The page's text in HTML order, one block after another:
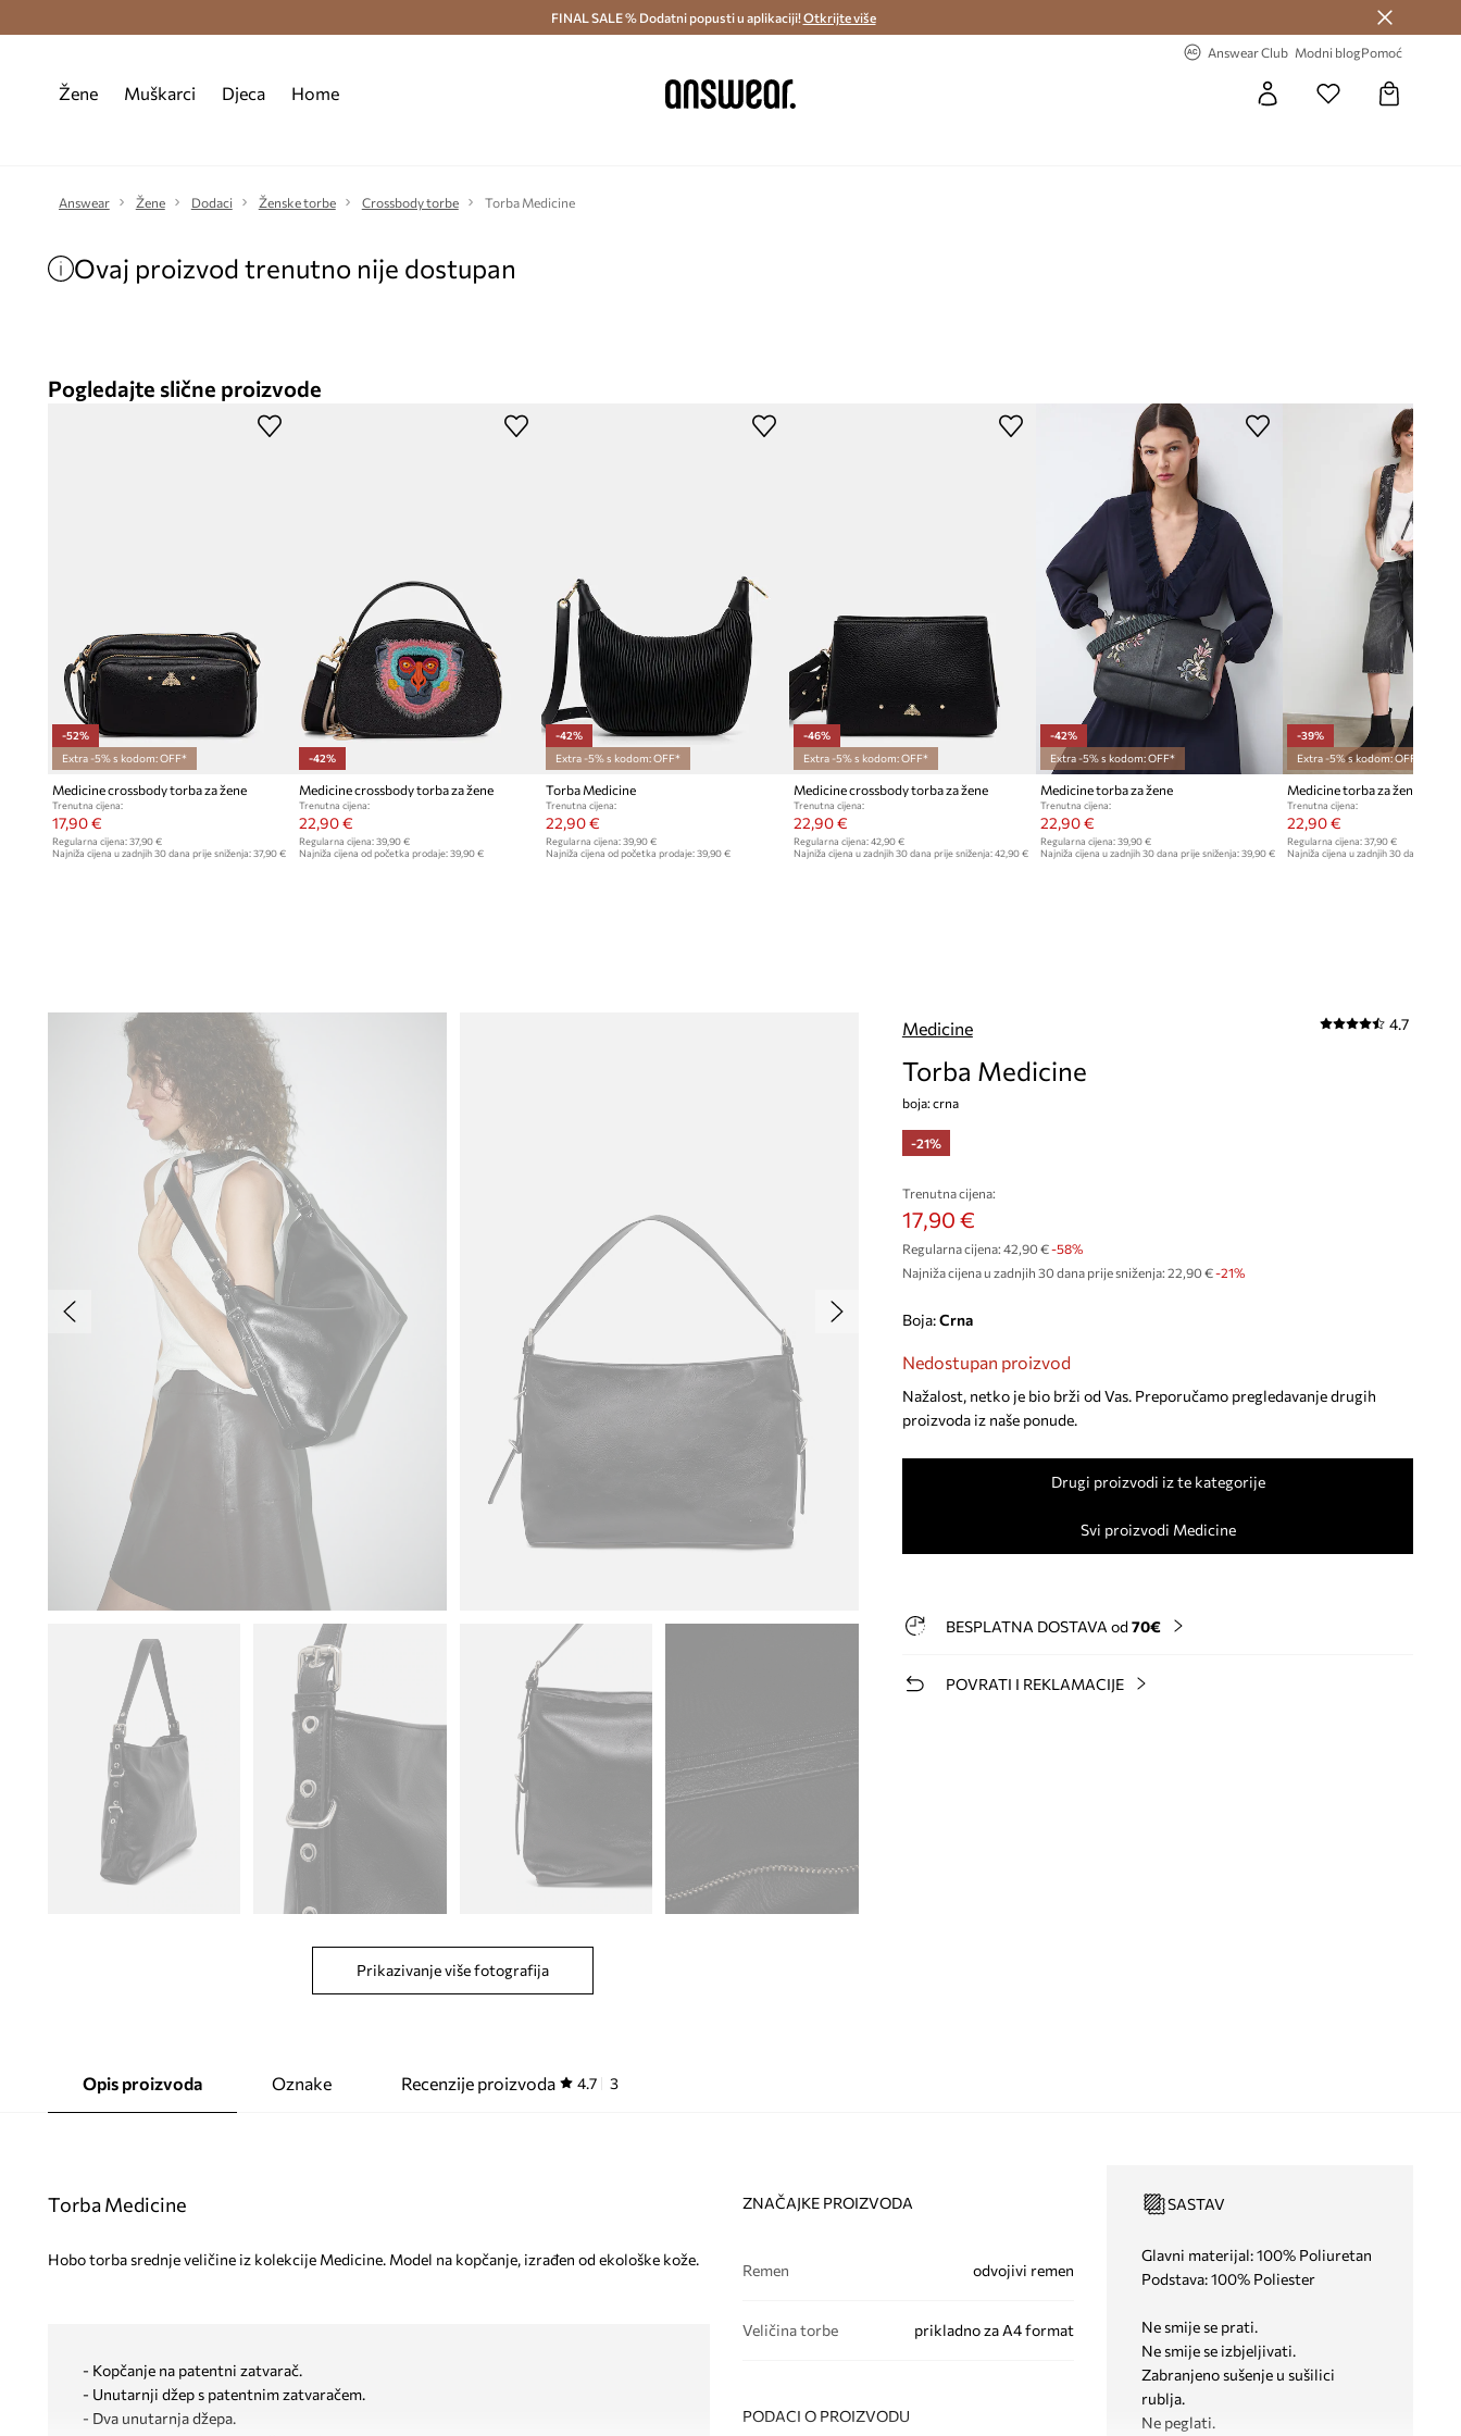
Besplatna dostava i povrat (od 70€) > Dostava u roku 48 sati >
FINAL SALE % Dodatni popusti u aplikaciji!Otkrijte više
Answear Club Modni blogPomoć
Žene Muškarci Djeca Home
Answear Žene Dodaci Ženske torbe Crossbody torbe Torba Medicine
Ovaj proizvod trenutno nije dostupan
Pogledajte slične proizvode
-52%
Extra -5% s kodom: OFF*
Medicine crossbody torba za žene
Trenutna cijena:
17,90 €
Regularna cijena: 37,90 €
Najniža cijena u zadnjih 30 dana prije sniženja: 37,90 €
-42%
Medicine crossbody torba za žene
Trenutna cijena:
22,90 €
Regularna cijena:39,90 €
Najniža cijena od početka prodaje:39,90 €
-42%
Extra -5% s kodom: OFF*
Torba Medicine
Trenutna cijena:
22,90 €
Regularna cijena: 39,90 €
Najniža cijena od početka prodaje: 39,90 €
-46%
Extra -5% s kodom: OFF*
Medicine crossbody torba za žene
Trenutna cijena:
22,90 €
Regularna cijena: 42,90 €
Najniža cijena u zadnjih 30 dana prije sniženja: 42,90 €
-42%
Extra -5% s kodom: OFF*
Medicine torba za žene
Trenutna cijena:
22,90 €
Regularna cijena:39,90 €
Najniža cijena u zadnjih 30 dana prije sniženja:39,90 €
-39%
Extra -5% s kodom: OFF*
Medicine torba za žene od
Trenutna cijena:
22,90 €
Regularna cijena: 37,90 €
Najniža cijena u zadnjih 30 dana prije
Prikazivanje više fotografija
Medicine 4.7
Torba Medicine
boja: crna
-21%
Trenutna cijena:
17,90 €
Regularna cijena: 42,90 €-58%
Najniža cijena u zadnjih 30 dana prije sniženja: 22,90 € -21%
Boja: crna
Nedostupan proizvod
Nažalost, netko je bio brži od Vas. Preporučamo pregledavanje drugih
proizvoda iz naše ponude.
Drugi proizvodi iz te kategorije
Svi proizvodi Medicine
BESPLATNA DOSTAVA od 70€
POVRATI I REKLAMACIJE
Opis proizvoda Oznake Recenzije proizvoda 4.7 3
Torba Medicine
Hobo torba srednje veličine iz kolekcije Medicine. Model na kopčanje, izrađen od ekološke kože.
- Kopčanje na patentni zatvarač.
- Unutarnji džep s patentnim zatvaračem.
- Dva unutarnja džepa.
ZNAČAJKE PROIZVODA
Remen odvojivi remen
Veličina torbe prikladno za A4 format
PODACI O PROIZVODU
SASTAV
Glavni materijal: 100% Poliuretan
Podstava: 100% Poliester
Ne smije se prati.
Ne smije se izbjeljivati.
Zabranjeno sušenje u sušilici
rublja.
Ne peglati.